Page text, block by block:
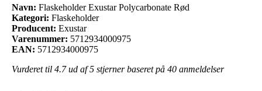
Navn: Flaskeholder Exustar Polycarbonate Rød
Kategori: Flaskeholder
Producent: Exustar
Varenummer: 5712934000975
EAN: 5712934000975
Vurderet til 4.7ud af 5 stjerner baseret på 40 anmeldelser